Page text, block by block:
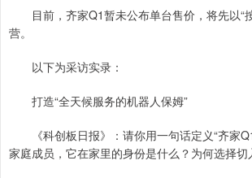
目前，齐家Q1暂未公布单台售价，将先以“
营。
以下为采访实录：
打造“全天候服务的机器人保姆”
《科创板日报》：请你用一句话定义“齐家
家庭成员，它在家里的身份是什么？为何选择切